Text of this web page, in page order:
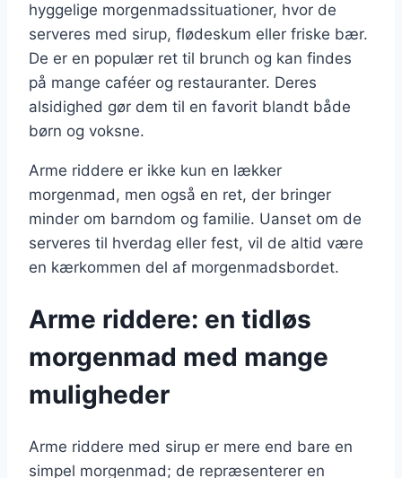
hyggelige morgenmadssituationer, hvor de
serveres med sirup, flødeskum eller friske bær.
De er en populær ret til brunch og kan findes
på mange caféer og restauranter. Deres
alsidighed gør dem til en favorit blandt både
børn og voksne.
Arme riddere er ikke kun en lækker
morgenmad, men også en ret, der bringer
minder om barndom og familie. Uanset om de
serveres til hverdag eller fest, vil de altid være
en kærkommen del af morgenmadsbordet.
Arme riddere: en tidløs
morgenmad med mange
muligheder
Arme riddere med sirup er mere end bare en
simpel morgenmad; de repræsenterer en